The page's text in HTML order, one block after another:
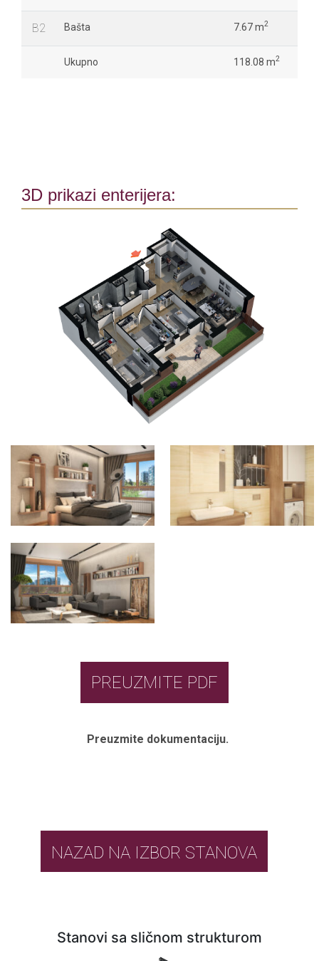
B2 Bašta 7.67 m2
Ukupno 118.08 m2
3D prikazi enterijera:
PREUZMITE PDF
Preuzmite dokumentaciju.
NAZAD NA IZBOR STANOVA
Stanovi sa sličnom strukturom